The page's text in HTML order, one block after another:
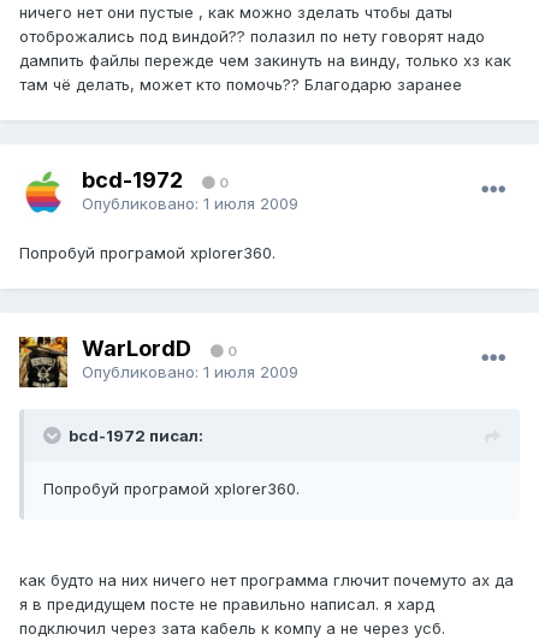
ничего нет они пустые , как можно зделать чтобы даты
отоброжались под виндой?? полазил по нету говорят надо
дампить файлы пережде чем закинуть на винду, только хз как
там чё делать, может кто помочь?? Благодарю заранее
bcd-1972 0
Опубликовано: 1 июля 2009
Попробуй програмой xplorer360.
WarLordD 0
Опубликовано: 1 июля 2009
bcd-1972 писал:
Попробуй програмой xplorer360.
как будто на них ничего нет программа глючит почемуто ах да
я в предидущем посте не правильно написал. я хард
подключил через зата кабель к компу а не через усб.